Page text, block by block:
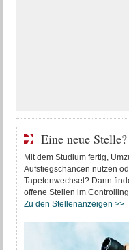
Eine neue Stelle?
Mit dem Studium fertig,
Aufstiegschancen nutzen
Tapetenwechsel? Dann
offene Stellen im
Zu den Stellenanzeigen >>